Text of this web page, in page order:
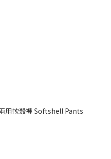
用軟殼褲 Softshell Pants